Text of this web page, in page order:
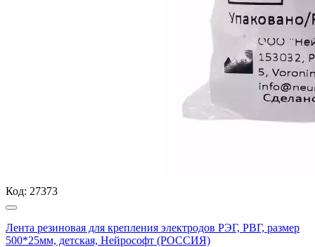
Код: 27373
Лента резиновая для крепления электродов РЭГ, РВГ, размер
500*25мм, детская, Нейрософт (РОССИЯ)